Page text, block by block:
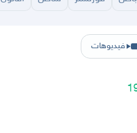
الباحة
فيديوهات